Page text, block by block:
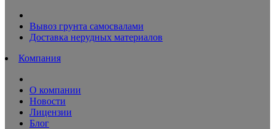
Вывоз грунта самосвалами
Доставка нерудных материалов
Компания
О компании
Новости
Лицензии
Блог